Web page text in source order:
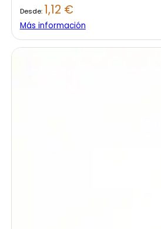
Desde: 1,12 €
Más información